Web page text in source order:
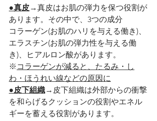
●真皮→真皮はお肌の弾力を保つ役割が
あります。その中で、3つの成分
コラーゲン(お肌のハリを与える働き)、
エラスチン(お肌の弾力性を与える働
き)、ヒアルロン酸があります。
※ コラーゲンが減ると、たるみ・し
わ・ほうれい線などの原因に
●皮下組織→皮下組織は外部からの衝撃
を和らげるクッションの役割やエネル
ギーを蓄える役割があります。